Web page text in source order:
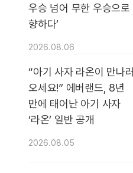
우승 넘어 무한 우승으로
향하다’
2026.08.06
“아기 사자 라온이 만나러
오세요!” 에버랜드, 8년
만에 태어난 아기 사자
‘라온’ 일반 공개
2026.08.05